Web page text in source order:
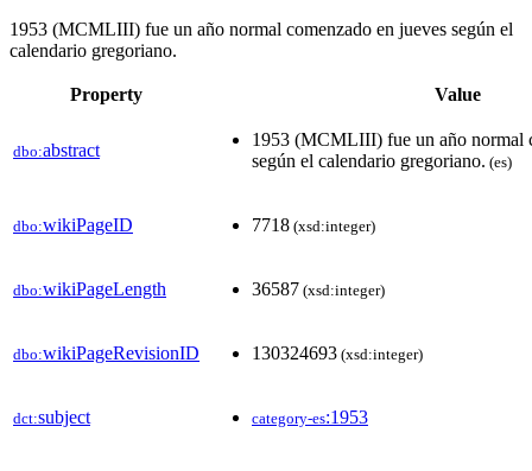
1953 (MCMLIII) fue un año normal comenzado en jueves según el
calendario gregoriano.
Property Value
dbo:abstract
1953 (MCMLIII) fue un año normal
según el calendario gregoriano. (es)
dbo:wikiPageID 7718 (xsd:integer)
dbo:wikiPageLength 36587 (xsd:integer)
dbo:wikiPageRevisionID 130324693 (xsd:integer)
dct:subject category-es:1953